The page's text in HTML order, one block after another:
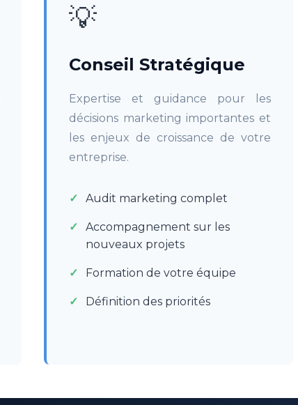
💡
Conseil Stratégique
Expertise et guidance pour les
décisions marketing importantes et
les enjeux de croissance de votre
entreprise.
Audit marketing complet
Accompagnement sur les
nouveaux projets
Formation de votre équipe
Définition des priorités